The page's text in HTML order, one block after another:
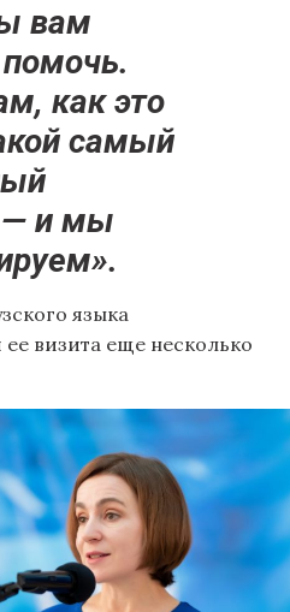
вам
как это
самый
— и мы
языка
визита еще несколько